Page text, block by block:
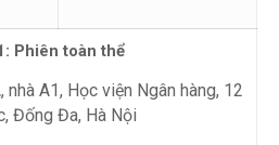
Phiên toàn thể
A1, Học viện Ngân hàng, 12
Đống Đa, Hà Nội